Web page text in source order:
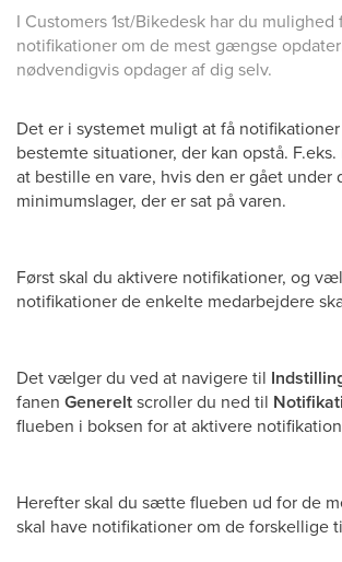
I Customers 1st/Bikedesk har du mulighed
notifikationer om de mest gængse
nødvendigvis opdager af dig selv.
Det er i systemet muligt at få
bestemte situationer, der kan opstå.
at bestille en vare, hvis den er gået under
minimumslager, der er sat på varen.
Først skal du aktivere notifikationer, og
notifikationer de enkelte medarbejdere
Det vælger du ved at navigere til
fanen Genereltscroller du ned til
flueben i boksen for at aktivere
Herefter skal du sætte flueben ud for de
skal have notifikationer om de forskellige